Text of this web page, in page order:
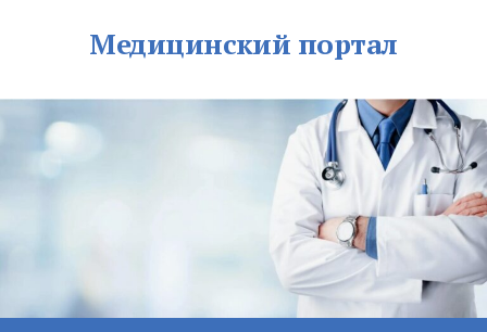
Медицинский портал